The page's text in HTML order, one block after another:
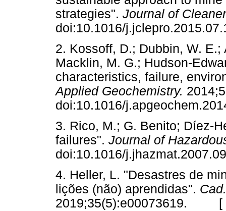
strategies". Journal of
doi:10.1016/
2. Kossoff, D.; Dubbin, W.
Macklin, M. G.; Hudson-
characteristics, failure,
Applied Geochemistry.
doi:10.1016/
3. Rico, M.; G. Benito; Díez-
failures". Journal of
doi:10.1016/
4. Heller, L. "Desastres de
lições (não) aprendidas".
2019;35(5):e00073619. [